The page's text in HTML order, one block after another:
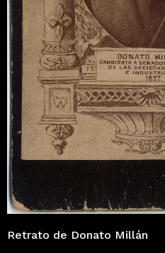
Retrato de Donato Millán